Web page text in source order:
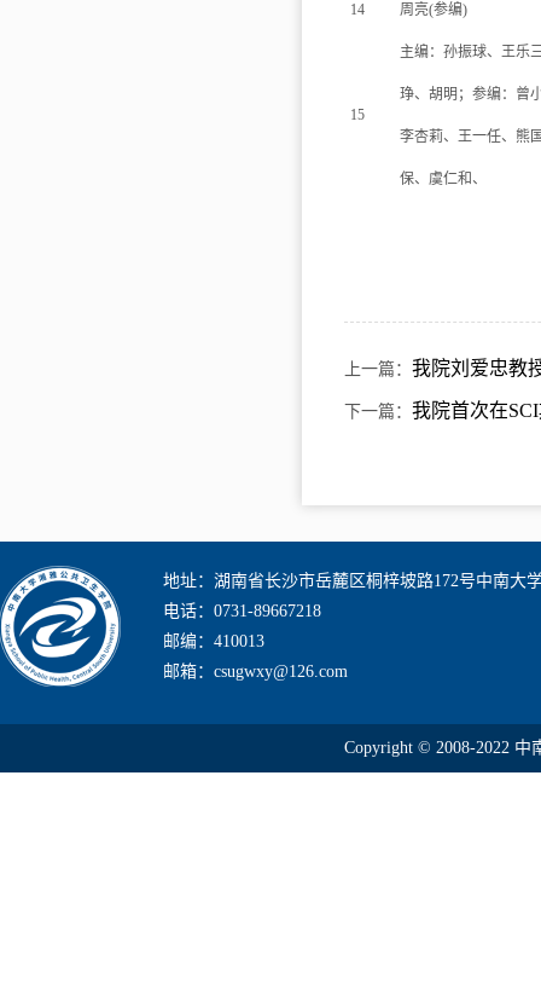
14 周亮(参编)
15
主编：孙振球、王乐
琤、胡明；参编：曾
李杏莉、王一任、熊
保、虞仁和、
上一篇： 我院刘爱忠教
下一篇： 我院首次在
地址：湖南省长沙市岳麓区桐梓坡路172号中南大
电话：0731-89667218
邮编：410013
邮箱：csugwxy@126.com
Copyright © 2008-2022 中